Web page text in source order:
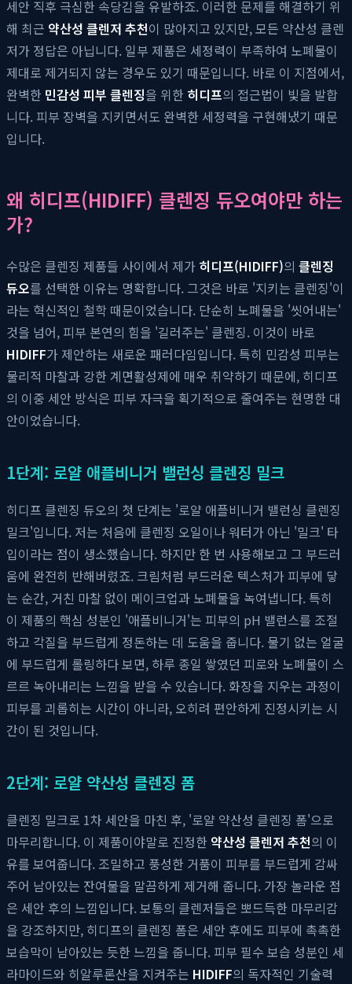
세안 직후 극심한 속당김을 유발하죠. 이러한 문제를 해결하기 위
해 최근 약산성 클렌저 추천이 많아지고 있지만, 모든 약산성 클렌
저가 정답은 아닙니다. 일부 제품은 세정력이 부족하여 노폐물이
제대로 제거되지 않는 경우도 있기 때문입니다. 바로 이 지점에서,
완벽한 민감성 피부 클렌징을 위한 히디프의 접근법이 빛을 발합
니다. 피부 장벽을 지키면서도 완벽한 세정력을 구현해냈기 때문
입니다.
왜 히디프(HIDIFF) 클렌징 듀오여야만 하는
가?
수많은 클렌징 제품들 사이에서 제가 히디프(HIDIFF)의 클렌징
듀오를 선택한 이유는 명확합니다. 그것은 바로 '지키는 클렌징'이
라는 혁신적인 철학 때문이었습니다. 단순히 노폐물을 '씻어내는'
것을 넘어, 피부 본연의 힘을 '길러주는' 클렌징. 이것이 바로
HIDIFF가 제안하는 새로운 패러다임입니다. 특히 민감성 피부는
물리적 마찰과 강한 계면활성제에 매우 취약하기 때문에, 히디프
의 이중 세안 방식은 피부 자극을 획기적으로 줄여주는 현명한 대
안이었습니다.
1단계: 로얄 애플비니거 밸런싱 클렌징 밀크
히디프 클렌징 듀오의 첫 단계는 '로얄 애플비니거 밸런싱 클렌징
밀크'입니다. 저는 처음에 클렌징 오일이나 워터가 아닌 '밀크' 타
입이라는 점이 생소했습니다. 하지만 한 번 사용해보고 그 부드러
움에 완전히 반해버렸죠. 크림처럼 부드러운 텍스처가 피부에 닿
는 순간, 거친 마찰 없이 메이크업과 노폐물을 녹여냅니다. 특히
이 제품의 핵심 성분인 '애플비니거'는 피부의 pH 밸런스를 조절
하고 각질을 부드럽게 정돈하는 데 도움을 줍니다. 물기 없는 얼굴
에 부드럽게 롤링하다 보면, 하루 종일 쌓였던 피로와 노폐물이 스
르르 녹아내리는 느낌을 받을 수 있습니다. 화장을 지우는 과정이
피부를 괴롭히는 시간이 아니라, 오히려 편안하게 진정시키는 시
간이 된 것입니다.
2단계: 로얄 약산성 클렌징 폼
클렌징 밀크로 1차 세안을 마친 후, '로얄 약산성 클렌징 폼'으로
마무리합니다. 이 제품이야말로 진정한 약산성 클렌저 추천의 이
유를 보여줍니다. 조밀하고 풍성한 거품이 피부를 부드럽게 감싸
주어 남아있는 잔여물을 말끔하게 제거해 줍니다. 가장 놀라운 점
은 세안 후의 느낌입니다. 보통의 클렌저들은 뽀드득한 마무리감
을 강조하지만, 히디프의 클렌징 폼은 세안 후에도 피부에 촉촉한
보습막이 남아있는 듯한 느낌을 줍니다. 피부 필수 보습 성분인 세
라마이드와 히알루론산을 지켜주는 HIDIFF의 독자적인 기술력